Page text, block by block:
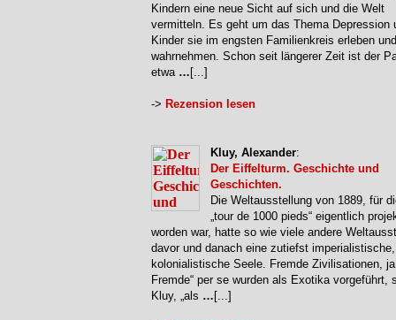
Kindern eine neue Sicht auf sich und die Welt
vermitteln. Es geht um das Thema Depression
Kinder sie im engsten Familienkreis erleben und
wahrnehmen. Schon seit längerer Zeit ist der
etwa … [...]
-> Rezension lesen
Kluy, Alexander:
Der Eiffelturm. Geschichte und
Geschichten.
Die Weltausstellung von 1889, für
„tour de 1000 pieds“ eigentlich
worden war, hatte so wie viele andere
davor und danach eine zutiefst
kolonialistische Seele. Fremde Zivilisationen, ja
Fremde“ per se wurden als Exotika vorgeführt,
Kluy, „als … [...]